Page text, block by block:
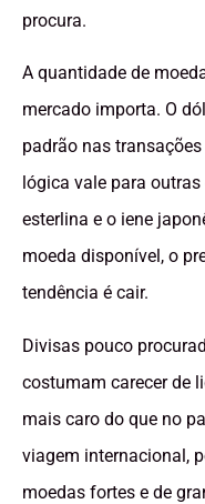
procura.
A quantidade de
mercado importa. O
padrão nas
lógica vale para
esterlina e o iene
moeda disponível, o
tendência é cair.
Divisas pouco
costumam carecer de
mais caro do que no
viagem internacional,
moedas fortes e de